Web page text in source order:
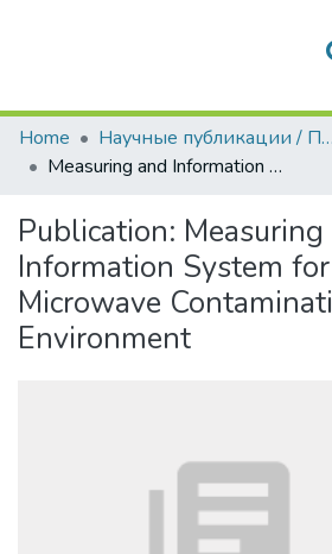
Statistics
Communities &
All of DSpace
Home
Научные публикации / Препринты
Measuring and Information System for Monitoring Microwave Contamination of Urban Environment
Publication: Measuring
Information System
Microwave
Environment